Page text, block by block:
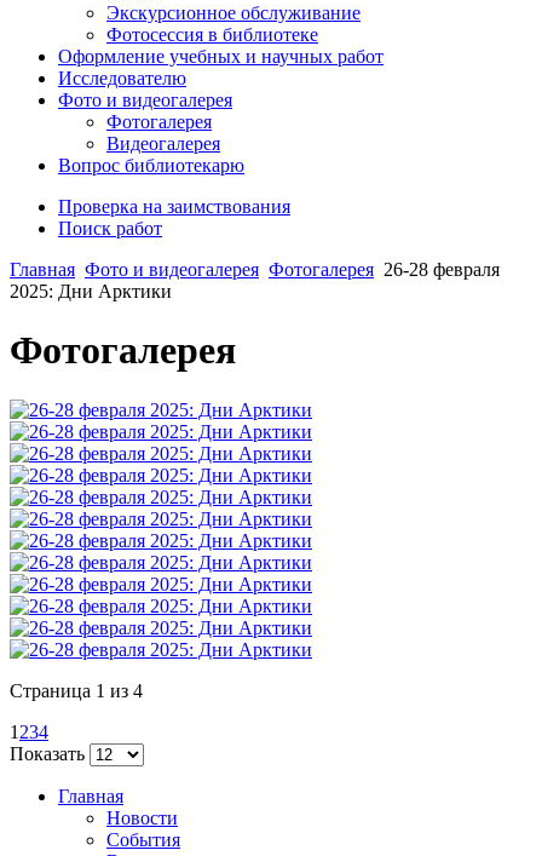
Экскурсионное обслуживание
Фотосессия в библиотеке
Оформление учебных и научных работ
Исследователю
Фото и видеогалерея
Фотогалерея
Видеогалерея
Вопрос библиотекарю
Проверка на заимствования
Поиск работ
Главная Фото и видеогалерея Фотогалерея 26-28 февраля
2025: Дни Арктики
Фотогалерея
Страница 1 из 4
1 234
Показать
Главная
Новости
События